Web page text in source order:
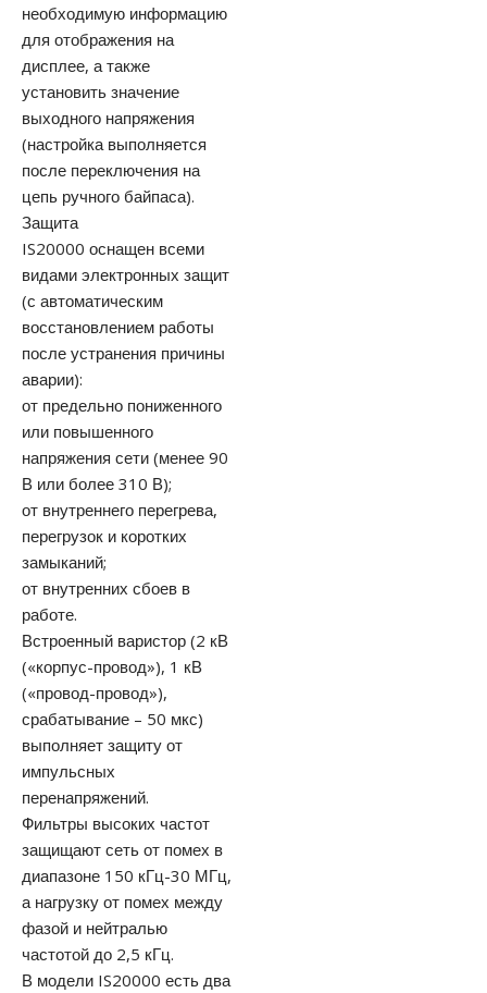
необходимую информацию
для отображения на
дисплее, а также
установить значение
выходного напряжения
(настройка выполняется
после переключения на
цепь ручного байпаса).
Защита
IS20000 оснащен всеми
видами электронных защит
(с автоматическим
восстановлением работы
после устранения причины
аварии):
от предельно пониженного
или повышенного
напряжения сети (менее 90
В или более 310 В);
от внутреннего перегрева,
перегрузок и коротких
замыканий;
от внутренних сбоев в
работе.
Встроенный варистор (2 кВ
(«корпус-провод»), 1 кВ
(«провод-провод»),
срабатывание – 50 мкс)
выполняет защиту от
импульсных
перенапряжений.
Фильтры высоких частот
защищают сеть от помех в
диапазоне 150 кГц-30 МГц,
а нагрузку от помех между
фазой и нейтралью
частотой до 2,5 кГц.
В модели IS20000 есть два